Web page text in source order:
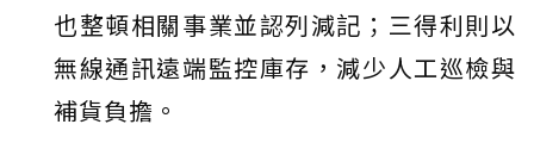
也整頓相關事業並認列減記；三得利則以
無線通訊遠端監控庫存，減少人工巡檢與
補貨負擔。